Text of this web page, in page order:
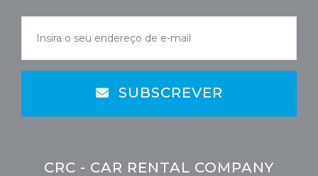
SUBSCREVER
CRC - CAR RENTAL COMPANY